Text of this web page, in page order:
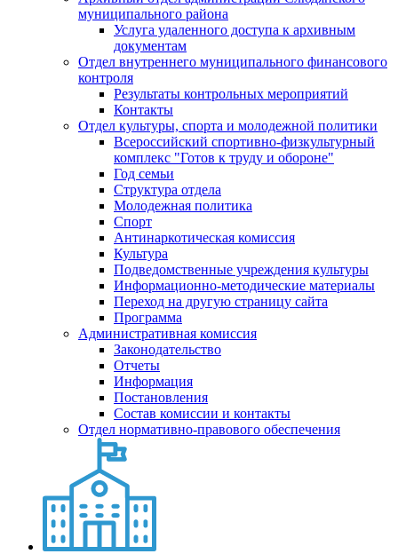
муниципального района
Услуга удаленного доступа к архивным
документам
Отдел внутреннего муниципального финансового
контроля
Результаты контрольных мероприятий
Контакты
Отдел культуры, спорта и молодежной политики
Всероссийский спортивно-физкультурный
комплекс "Готов к труду и обороне"
Год семьи
Структура отдела
Молодежная политика
Спорт
Антинаркотическая комиссия
Культура
Подведомственные учреждения культуры
Информационно-методические материалы
Переход на другую страницу сайта
Программа
Административная комиссия
Законодательство
Отчеты
Информация
Постановления
Состав комиссии и контакты
Отдел нормативно-правового обеспечения